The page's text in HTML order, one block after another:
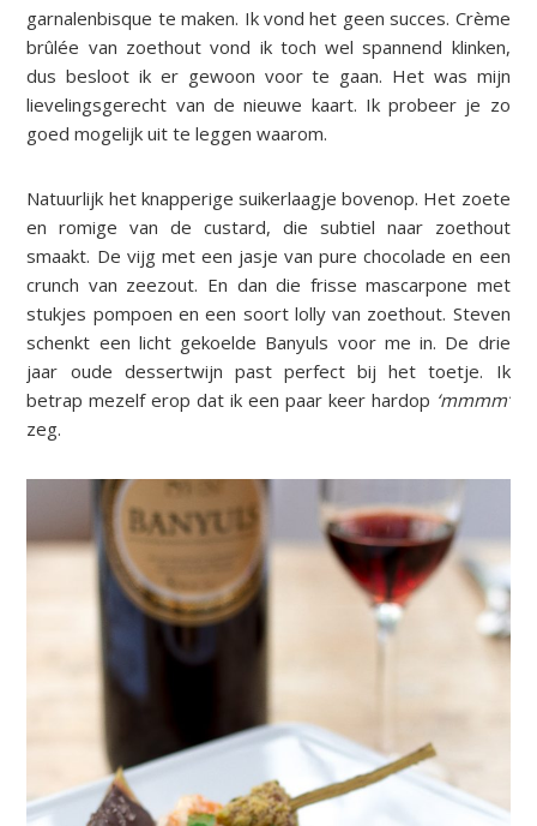
garnalenbisque te maken. Ik vond het geen succes. Crème
brûlée van zoethout vond ik toch wel spannend klinken,
dus besloot ik er gewoon voor te gaan. Het was mijn
lievelingsgerecht van de nieuwe kaart. Ik probeer je zo
goed mogelijk uit te leggen waarom.
Natuurlijk het knapperige suikerlaagje bovenop. Het zoete
en romige van de custard, die subtiel naar zoethout
smaakt. De vijg met een jasje van pure chocolade en een
crunch van zeezout. En dan die frisse mascarpone met
stukjes pompoen en een soort lolly van zoethout. Steven
schenkt een licht gekoelde Banyuls voor me in. De drie
jaar oude dessertwijn past perfect bij het toetje. Ik
betrap mezelf erop dat ik een paar keer hardop ‘mmmm’
zeg.